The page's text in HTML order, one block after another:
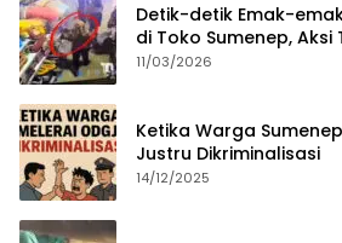
Detik-detik Emak-
di Toko Sumenep, Aksi
11/03/2026
Ketika Warga
Justru Dikriminalisasi
14/12/2025